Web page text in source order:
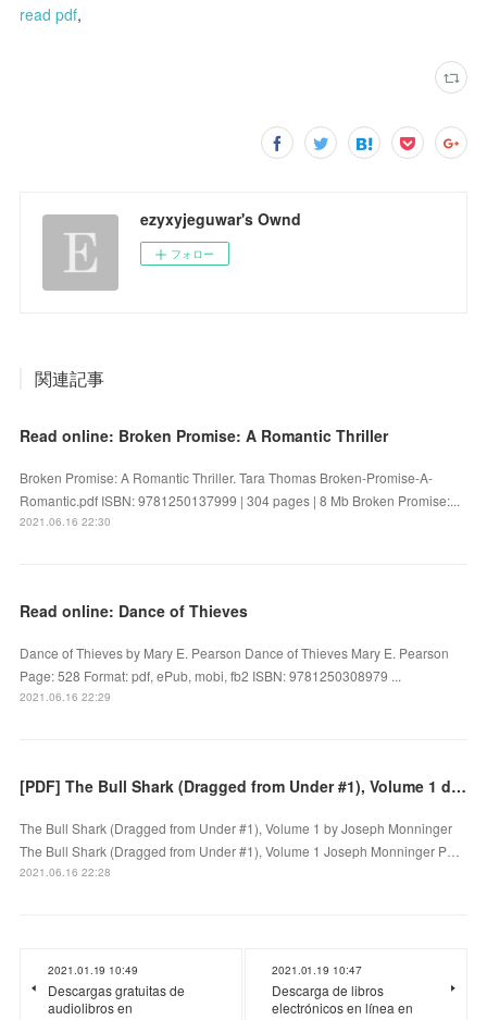
read pdf,
ezyxyjeguwar's Ownd
フォロー
関連記事
Read online: Broken Promise: A Romantic Thriller
Broken Promise: A Romantic Thriller. Tara Thomas Broken-Promise-A-
Romantic.pdf ISBN: 9781250137999 | 304 pages | 8 Mb Broken Promise:...
2021.06.16 22:30
Read online: Dance of Thieves
Dance of Thieves by Mary E. Pearson Dance of Thieves Mary E. Pearson
Page: 528 Format: pdf, ePub, mobi, fb2 ISBN: 9781250308979 ...
2021.06.16 22:29
[PDF] The Bull Shark (Dragged from Under #1), Volume 1 download
The Bull Shark (Dragged from Under #1), Volume 1 by Joseph Monninger
The Bull Shark (Dragged from Under #1), Volume 1 Joseph Monninger P…
2021.06.16 22:28
2021.01.19 10:49
Descargas gratuitas de
audiolibros en
2021.01.19 10:47
Descarga de libros
electrónicos en línea en